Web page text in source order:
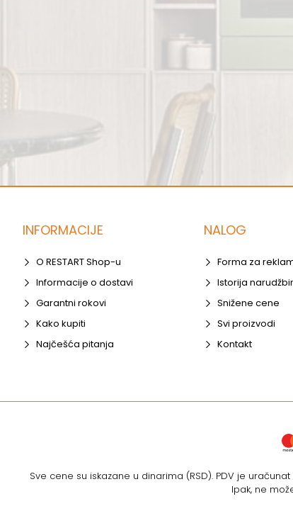
INFORMACIJE
O RESTART Shop-u
Informacije o dostavi
Garantni rokovi
Kako kupiti
Najčešća pitanja
NALOG
Forma za
Istorija
Snižene cene
Svi proizvodi
Kontakt
Sve cene su iskazane u dinarima (RSD). PDV je
Ipak, ne